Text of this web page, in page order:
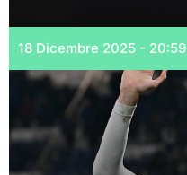
18 Dicembre 2025 - 20:59